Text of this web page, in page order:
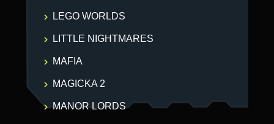
LEGO WORLDS
LITTLE NIGHTMARES
MAFIA
MAGICKA 2
MANOR LORDS